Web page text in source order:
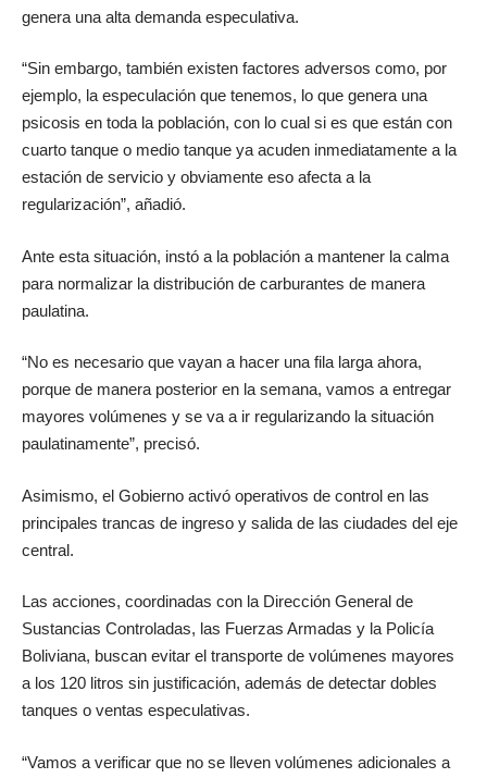
genera una alta demanda especulativa.
“Sin embargo, también existen factores adversos como, por
ejemplo, la especulación que tenemos, lo que genera una
psicosis en toda la población, con lo cual si es que están con
cuarto tanque o medio tanque ya acuden inmediatamente a la
estación de servicio y obviamente eso afecta a la
regularización”, añadió.
Ante esta situación, instó a la población a mantener la calma
para normalizar la distribución de carburantes de manera
paulatina.
“No es necesario que vayan a hacer una fila larga ahora,
porque de manera posterior en la semana, vamos a entregar
mayores volúmenes y se va a ir regularizando la situación
paulatinamente”, precisó.
Asimismo, el Gobierno activó operativos de control en las
principales trancas de ingreso y salida de las ciudades del eje
central.
Las acciones, coordinadas con la Dirección General de
Sustancias Controladas, las Fuerzas Armadas y la Policía
Boliviana, buscan evitar el transporte de volúmenes mayores
a los 120 litros sin justificación, además de detectar dobles
tanques o ventas especulativas.
“Vamos a verificar que no se lleven volúmenes adicionales a